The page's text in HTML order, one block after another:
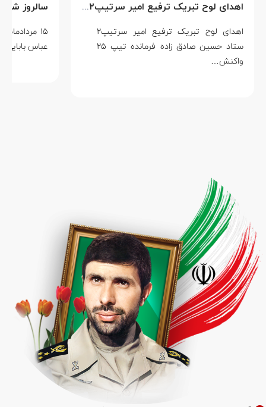
اهدای لوح تبریک ترفیع امیر سرتیپ۲ ستاد حسین صادق زاده فرمانده تیپ ۲۵ واکنش سریع شهید آبگون نزاجا مستقر در تبریز
اهدای لوح تبریک ترفیع امیر سرتیپ۲
ستاد حسین صادق زاده فرمانده تیپ ۲۵
واکنش…
۱۵
عباس بابایی